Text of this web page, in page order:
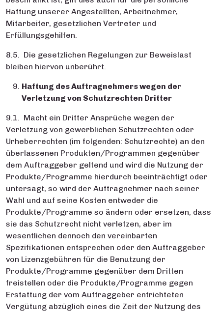
Haftung unserer Angestellten, Arbeitnehmer,
Mitarbeiter, gesetzlichen Vertreter und
Erfüllungsgehilfen.
8.5. Die gesetzlichen Regelungen zur Beweislast
bleiben hiervon unberührt.
Haftung des Auftragnehmers wegen der
Verletzung von Schutzrechten Dritter
9.1. Macht ein Dritter Ansprüche wegen der
Verletzung von gewerblichen Schutzrechten oder
Urheberrechten (im folgenden: Schutzrechte) an den
überlassenen Produkten/Programmen gegenüber
dem Auftraggeber geltend und wird die Nutzung der
Produkte/Programme hierdurch beeinträchtigt oder
untersagt, so wird der Auftragnehmer nach seiner
Wahl und auf seine Kosten entweder die
Produkte/Programme so ändern oder ersetzen, dass
sie das Schutzrecht nicht verletzen, aber im
wesentlichen dennoch den vereinbarten
Spezifikationen entsprechen oder den Auftraggeber
von Lizenzgebühren für die Benutzung der
Produkte/Programme gegenüber dem Dritten
freistellen oder die Produkte/Programme gegen
Erstattung der vom Auftraggeber entrichteten
Vergütung abzüglich eines die Zeit der Nutzung des